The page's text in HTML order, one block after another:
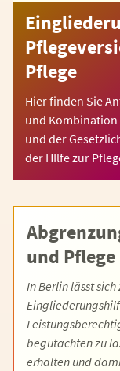
Pflege
Hier finden Sie
und
und der
der HIlfe zur
und Pflege
In Berlin lässt
begutachten zu
erhalten und